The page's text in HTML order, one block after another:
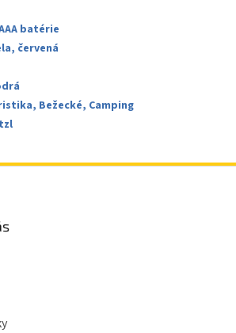
batérie
červená
Bežecké, Camping